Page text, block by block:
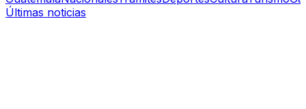
Últimas noticias